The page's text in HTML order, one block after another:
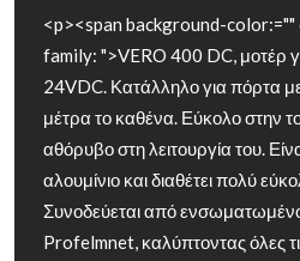
<p><span background-
family: ">VERO 400 DC, μοτέρ
24VDC. Κατάλληλο για πόρτα
μέτρα το καθένα. Εύκολο στην
αθόρυβο στη λειτουργία του.
αλουμίνιο και διαθέτει πολύ
Συνοδεύεται από
Profelmnet, καλύπτοντας όλες